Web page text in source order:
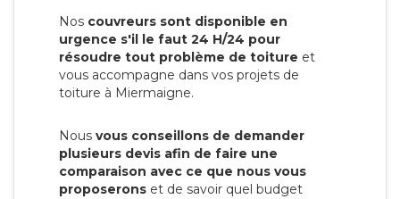
Nos couvreurs sont disponible en
urgence s'il le faut 24 H/24 pour
résoudre tout problème de toiture et
vous accompagne dans vos projets de
toiture à Miermaigne.
Nous vous conseillons de demander
plusieurs devis afin de faire une
comparaison avec ce que nous vous
proposerons et de savoir quel budget